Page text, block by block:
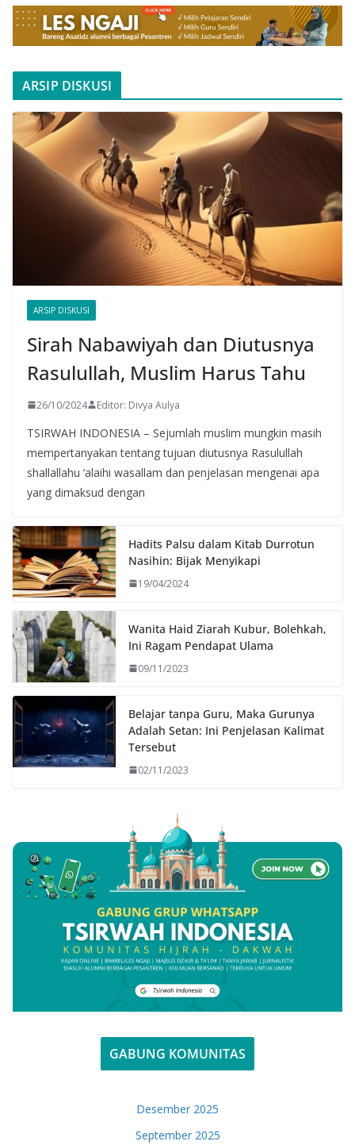
ARSIP DISKUSI
ARSIP DISKUSI
Sirah Nabawiyah dan Diutusnya
Rasulullah, Muslim Harus Tahu
26/10/2024 Editor: Divya Aulya
TSIRWAH INDONESIA – Sejumlah muslim mungkin masih
mempertanyakan tentang tujuan diutusnya Rasulullah
shallallahu ‘alaihi wasallam dan penjelasan mengenai apa
yang dimaksud dengan
Hadits Palsu dalam Kitab Durrotun
Nasihin: Bijak Menyikapi
19/04/2024
Wanita Haid Ziarah Kubur, Bolehkah,
Ini Ragam Pendapat Ulama
09/11/2023
Belajar tanpa Guru, Maka Gurunya
Adalah Setan: Ini Penjelasan Kalimat
Tersebut
02/11/2023
GABUNG KOMUNITAS
Desember 2025
September 2025